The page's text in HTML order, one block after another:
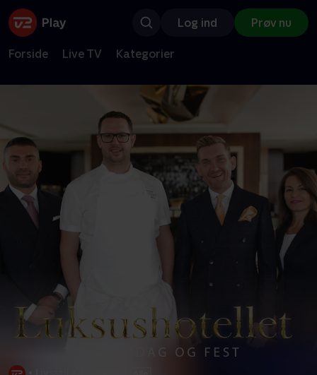
Log ind Prøv nu
Forside Live TV Kategorier